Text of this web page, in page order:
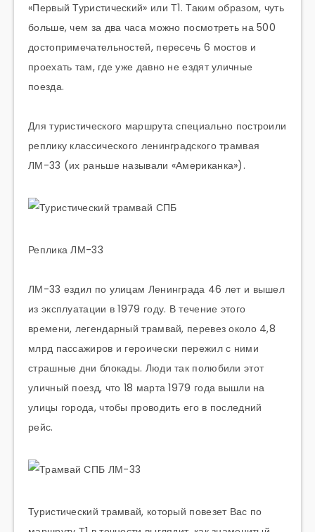
«Первый Туристический» или Т1. Таким образом, чуть
больше, чем за два часа можно посмотреть на 500
достопримечательностей, пересечь 6 мостов и
проехать там, где уже давно не ездят уличные
поезда.
Для туристического маршрута специально построили
реплику классического ленинградского трамвая
ЛМ-33 (их раньше называли «Американка»).
Реплика ЛМ-33
ЛМ-33 ездил по улицам Ленинграда 46 лет и вышел
из эксплуатации в 1979 году. В течение этого
времени, легендарный трамвай, перевез около 4,8
млрд пассажиров и героически пережил с ними
страшные дни блокады. Люди так полюбили этот
уличный поезд, что 18 марта 1979 года вышли на
улицы города, чтобы проводить его в последний
рейс.
Туристический трамвай, который повезет Вас по